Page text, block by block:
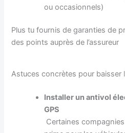
ou occasionnels)
Plus tu fournis de garanties de
des points auprès de l’assureur
Astuces concrètes pour baisser
Installer un antivol
GPS
Certaines compagnies